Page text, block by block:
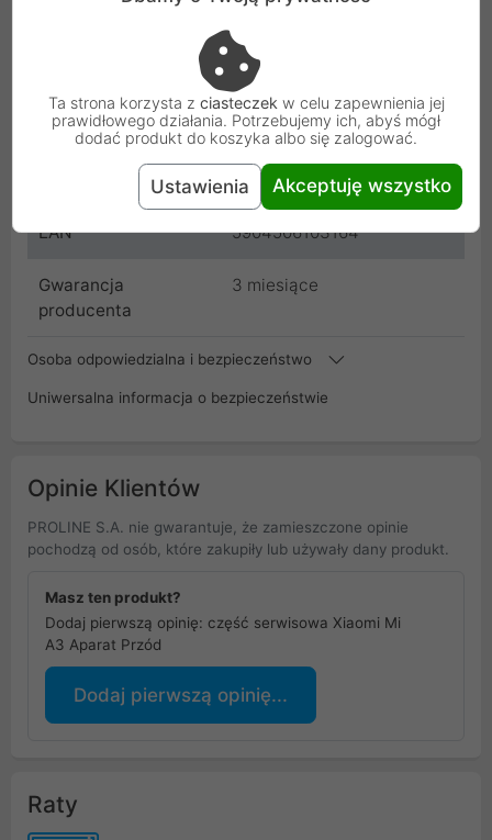
Xiaomi
Kod MI_A3_BL_32_BZR_008
MI_A3_BL_32_BZR_008
EAN 5904506103164
Gwarancja
producenta
3 miesiące
Osoba odpowiedzialna i bezpieczeństwo
Uniwersalna informacja o bezpieczeństwie
Opinie Klientów
PROLINE S.A. nie gwarantuje, że zamieszczone opinie
pochodzą od osób, które zakupiły lub używały dany produkt.
Masz ten produkt?
Dodaj pierwszą opinię: część serwisowa Xiaomi Mi
A3 Aparat Przód
Dodaj pierwszą opinię...
Raty
Ta strona korzysta z ciasteczek w celu zapewnienia jej
prawidłowego działania. Potrzebujemy ich, abyś mógł
dodać produkt do koszyka albo się zalogować.
Ustawienia Akceptuję wszystko